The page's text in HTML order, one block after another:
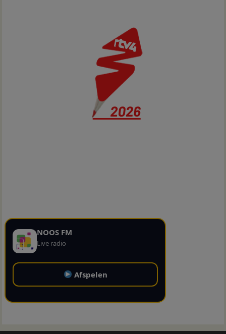
NOOS FM
Live radio
Afspelen